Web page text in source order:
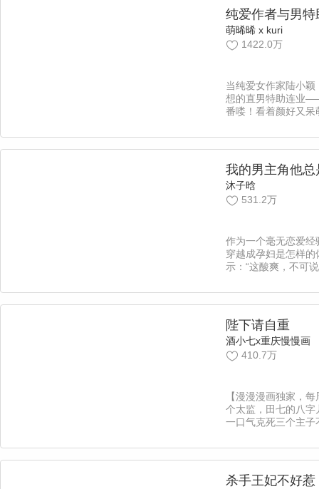
凡】不受宠皇子x傻
纯爱作者与男特
萌晞晞 x kuri
1422.0万
当纯爱女作家陆小
想的直男特助连业
番喽！看着颜好又呆
（？）技能点，陆小
她以为他会一直留在
却突然降临……他，
身边吗？ 来来来~老
bl女作家与怂萌特助
哦！由本作品改编
新，责编：吖西】
我的男主角他总
沐子晗
531.2万
作为一个毫无恋爱经
穿越成孕妇是怎样
示：“这酸爽，不可
成高三生是怎样的体
示：“掀桌子，不学
陛下请自重
酒小七x重庆慢慢画
410.7万
【漫漫漫画独家，
个太监，田七的八字
一口气克死三个主子
候……【责编：木易
杀手王妃不好惹